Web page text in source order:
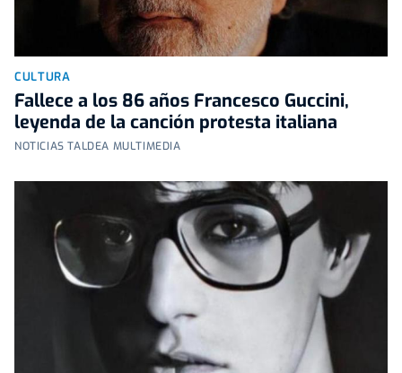
CULTURA
Fallece a los 86 años Francesco Guccini,
leyenda de la canción protesta italiana
NOTICIAS TALDEA MULTIMEDIA